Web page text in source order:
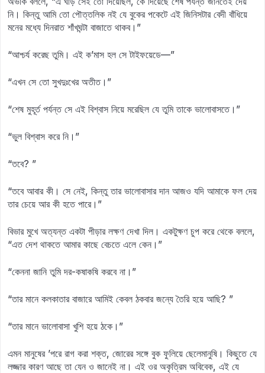
নি। কিন্তু আমি তো পৌত্তলিক নই যে বুকের পকেটে এই জিনিসটার বেদী বাঁধিয়ে
মনের মধ্যে দিনরাত শাঁখঘন্টা বাজাতে থাকব।”
“আশ্চর্য করেছ তুমি। এই ক’মাস হল সে টাইফয়েডে—”
“এখন সে তো সুখদুঃখের অতীত।”
“শেষ মুহূর্ত পর্যন্ত সে এই বিশ্বাস নিয়ে মরেছিল যে তুমি তাকে ভালোবাসতে।”
“ভুল বিশ্বাস করে নি।”
“তবে? ”
“তবে আবার কী। সে নেই, কিন্তু তার ভালোবাসার দান আজও যদি আমাকে ফল দেয়
তার চেয়ে আর কী হতে পারে।”
বিভার মুখে অত্যন্ত একটা পীড়ার লক্ষণ দেখা দিল। একটুক্ষণ চুপ করে থেকে বললে,
“এত দেশ থাকতে আমার কাছে বেচতে এলে কেন।”
“কেননা জানি তুমি দর-কষাকষি করবে না।”
“তার মানে কলকাতার বাজারে আমিই কেবল ঠকবার জন্যে তৈরি হয়ে আছি? ”
“তার মানে ভালোবাসা খুশি হয়ে ঠকে।”
এমন মানুষের ’পরে রাগ করা শক্ত, জোরের সঙ্গে বুক ফুলিয়ে ছেলেমানুষি। কিছুতে যে
লজ্জার কারণ আছে তা যেন ও জানেই না। এই ওর অকৃত্রিম অবিবেক, এই যে